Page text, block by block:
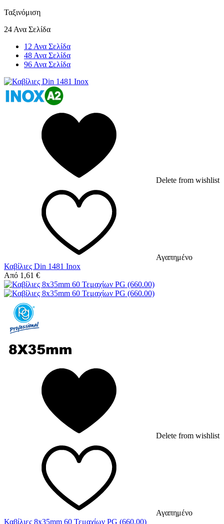
Ταξινόμιση
24 Ανα Σελίδα
12 Ανα Σελίδα
48 Ανα Σελίδα
96 Ανα Σελίδα
Delete from wishlist
Αγαπημένο
Καβίλιες Din 1481 Inox
Από 1,61 €
Delete from wishlist
Αγαπημένο
Καβίλιες 8x35mm 60 Τεμαχίων PG (660.00)